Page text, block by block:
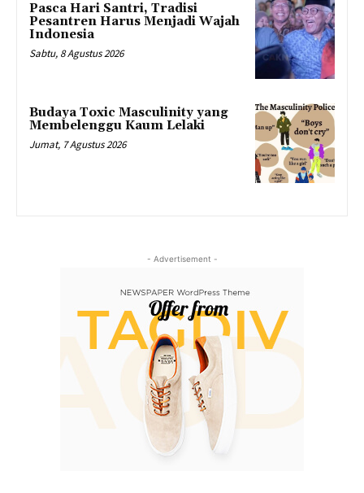
Pasca Hari Santri, Tradisi
Pesantren Harus Menjadi Wajah
Indonesia
Sabtu, 8 Agustus 2026
Budaya Toxic Masculinity yang
Membelenggu Kaum Lelaki
Jumat, 7 Agustus 2026
- Advertisement -